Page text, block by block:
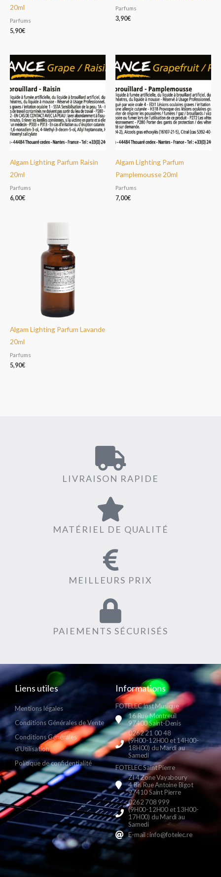
20ml
Parfums
5,90€
Parfums
3,90€
Algam Lighting Parfum Raisin
20ml
Parfums
6,00€
Algam Lighting Parfum
Pamplemousse 20ml
Parfums
7,00€
Algam Lighting Parfum Lavande
20ml
Parfums
5,90€
LIVRAISON RAPIDE
MATÉRIEL DE QUALITÉ
MEILLEURS PRIX
PAIEMENTS SÉCURISÉS
Liens utiles
Mentions légales
Conditions Générales de Vente
Conditions Générales
d'Utilisation
Politique de confidentialité
Informations
FOTELEC Inst Musique
16 Rue Montreuil
97400 Saint-Denis
0262 21 00 48
(9H00-12H00 et 14H00-
18H00) du Mardi au
Samedi
FOTELEC Saint Pierre
ZI 4 Zone Vayaboury
4 Bis Rue Antoine Bigot
97410 Saint Pierre
0262 708 999
(9H00-12H00 et 13H00-
17H00) du Mardi au
Samedi
E-mail : info@fotelec.re